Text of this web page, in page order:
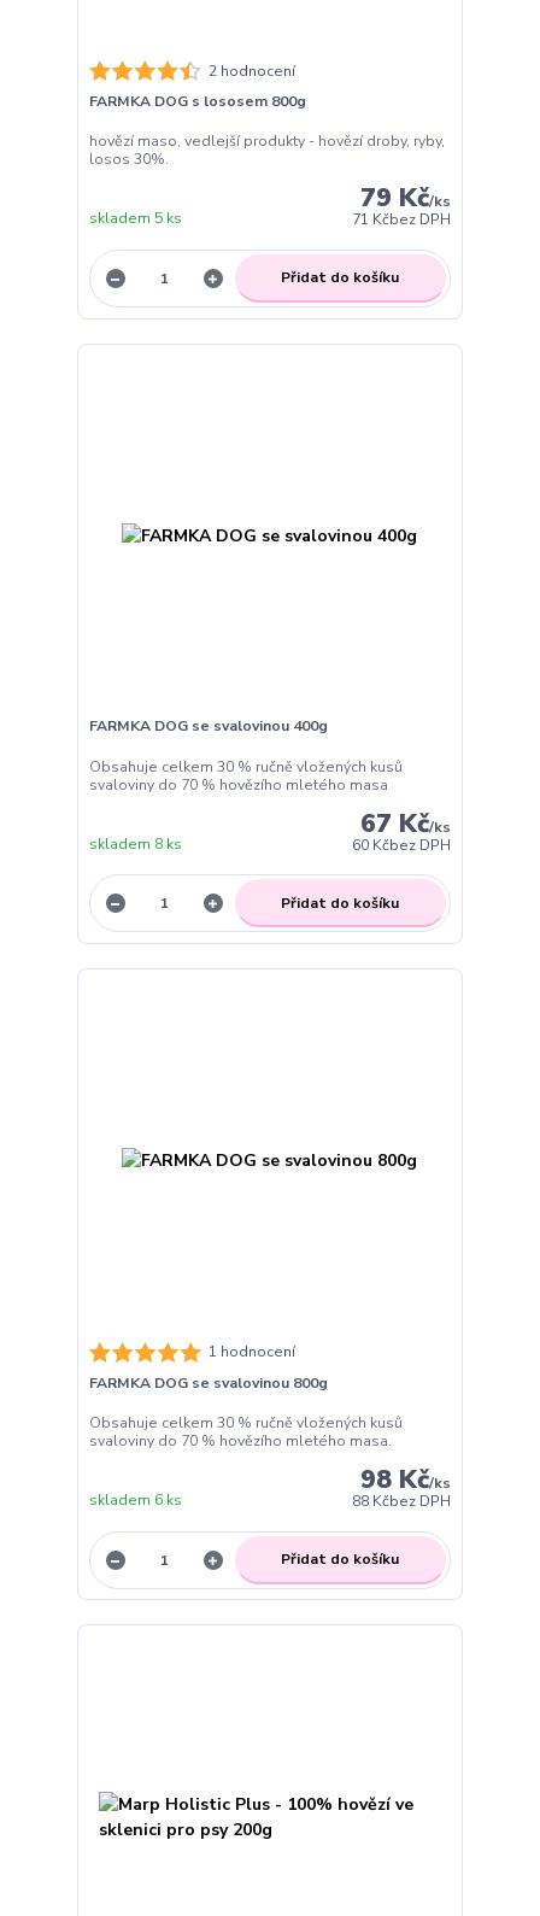
2 hodnocení
FARMKA DOG s lososem 800g
hovězí maso, vedlejší produkty - hovězí droby, ryby,
losos 30%.
79 Kč/ks
71 Kčbez DPH
skladem 5 ks
Přidat do košíku
FARMKA DOG se svalovinou 400g
Obsahuje celkem 30 % ručně vložených kusů
svaloviny do 70 % hovězího mletého masa
67 Kč/ks
60 Kčbez DPH
skladem 8 ks
Přidat do košíku
1 hodnocení
FARMKA DOG se svalovinou 800g
Obsahuje celkem 30 % ručně vložených kusů
svaloviny do 70 % hovězího mletého masa.
98 Kč/ks
88 Kčbez DPH
skladem 6 ks
Přidat do košíku